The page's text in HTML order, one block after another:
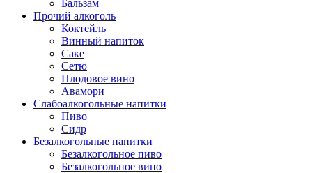
Бальзам
Прочий алкоголь
Коктейль
Винный напиток
Саке
Сетю
Плодовое вино
Авамори
Слабоалкогольные напитки
Пиво
Сидр
Безалкогольные напитки
Безалкогольное пиво
Безалкогольное вино